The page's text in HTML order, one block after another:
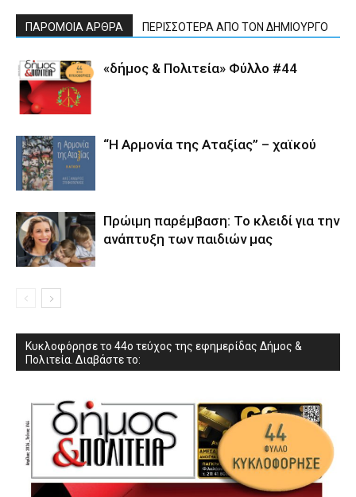
ΠΑΡΟΜΟΙΑ ΑΡΘΡΑ ΠΕΡΙΣΣΟΤΕΡΑ ΑΠΟ ΤΟΝ ΔΗΜΙΟΥΡΓΟ
«δήμος & Πολιτεία» Φύλλο #44
“Η Αρμονία της Αταξίας” – χαϊκού
Πρώιμη παρέμβαση: Το κλειδί για την
ανάπτυξη των παιδιών µας
Κυκλοφόρησε το 44ο τεύχος της εφημερίδας Δήμος &
Πολιτεία. Διαβάστε το: